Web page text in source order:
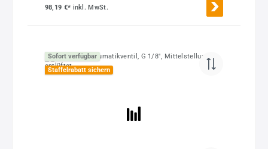
98,19 €* inkl. MwSt.
Sofort verfügbar
Staffelrabatt sichern